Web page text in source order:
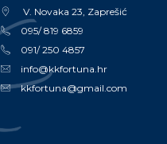
V. Novaka 23, Zaprešić
095/ 819 6859
091/ 250 4857
info@kkfortuna.hr
kkfortuna@gmail.com